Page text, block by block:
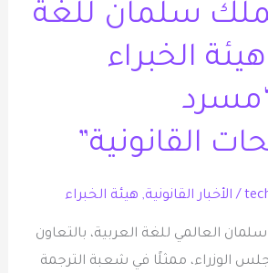
سلمان للغة
الخبراء
القانونية”
/ الأخبار القانونية, هيئة الخبراء
العالمي للغة العربية، بالتعاون
الوزراء، ممثلًا في شعبة الترجمة